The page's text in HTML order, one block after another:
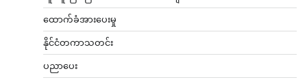
ထောက်ခံအားပေးမှု
နိုင်ငံတကာသတင်း
ပညာပေး